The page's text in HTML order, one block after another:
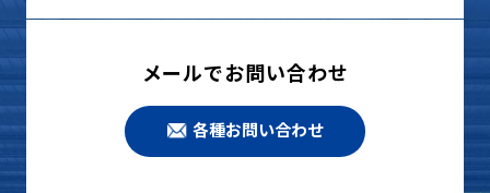
メールでお問い合わせ
各種お問い合わせ